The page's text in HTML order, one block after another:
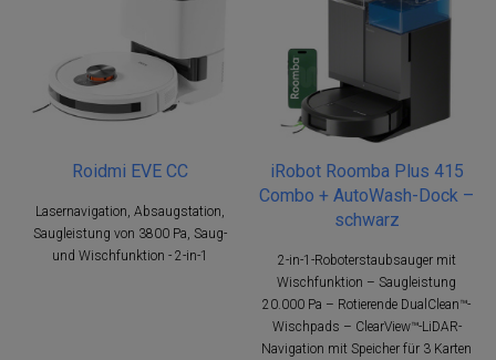
Roidmi EVE CC
Lasernavigation, Absaugstation,
Saugleistung von 3800 Pa, Saug-
und Wischfunktion - 2-in-1
iRobot Roomba Plus 415
Combo + AutoWash-Dock –
schwarz
2-in-1-Roboterstaubsauger mit
Wischfunktion – Saugleistung
20.000 Pa – Rotierende DualClean™-
Wischpads – ClearView™-LiDAR-
Navigation mit Speicher für 3 Karten